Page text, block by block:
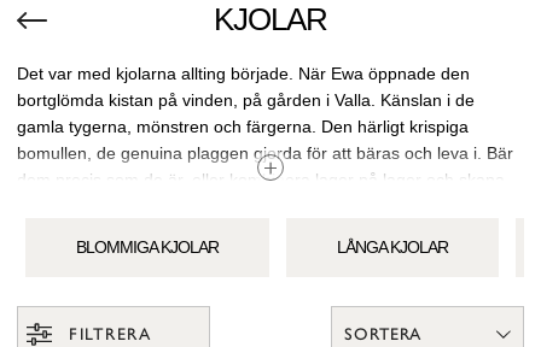
KJOLAR
Det var med kjolarna allting började. När Ewa öppnade den
bortglömda kistan på vinden, på gården i Valla. Känslan i de
gamla tygerna, mönstren och färgerna. Den härligt krispiga
bomullen, de genuina plaggen gjorda för att bäras och leva i. Bär
dem precis som de är, eller kombinera lager på lager och skapa
du bär dem lika bekvämt vart livet än tar vägen. Tyger i
samma gång. Eller i Ewas egna ord: ”Kjolen ska vara lite skrynklig
och levande. Den ska sitta skönt uppe i midjan lika väl som på
BLOMMIGA KJOLAR LÅNGA KJOLAR
FILTRERA SORTERA